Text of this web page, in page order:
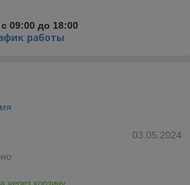
09:00 до 18:00
работы
03.05.2024